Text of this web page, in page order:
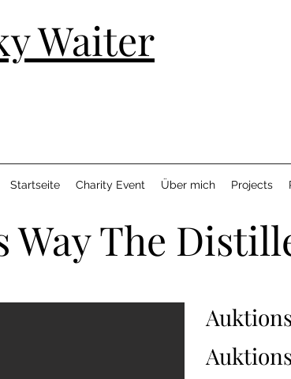
Waiter
Startseite Charity Event Über mich Projects
Way The